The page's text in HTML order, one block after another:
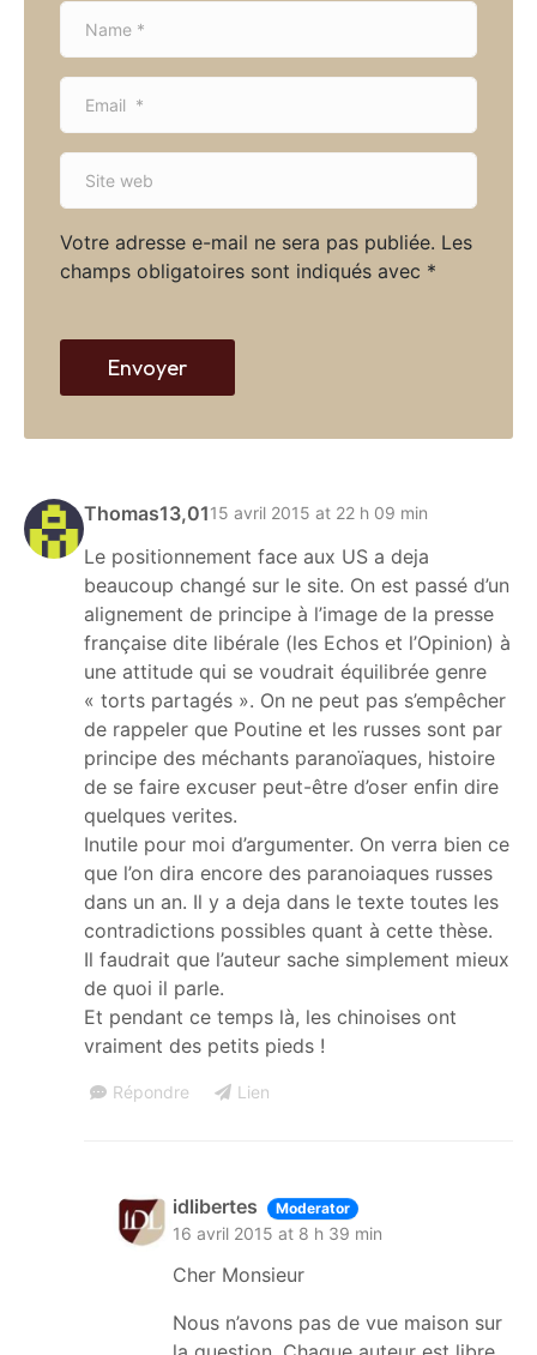
Thomas13,0115 avril 2015 at 22 h 09 min
Le positionnement face aux US a deja
beaucoup changé sur le site. On est passé d’un
alignement de principe à l’image de la presse
française dite libérale (les Echos et l’Opinion) à
une attitude qui se voudrait équilibrée genre
« torts partagés ». On ne peut pas s’empêcher
de rappeler que Poutine et les russes sont par
principe des méchants paranoïaques, histoire
de se faire excuser peut-être d’oser enfin dire
quelques verites.
Inutile pour moi d’argumenter. On verra bien ce
que l’on dira encore des paranoiaques russes
dans un an. Il y a deja dans le texte toutes les
contradictions possibles quant à cette thèse.
Il faudrait que l’auteur sache simplement mieux
de quoi il parle.
Et pendant ce temps là, les chinoises ont
vraiment des petits pieds !
Répondre Lien
idlibertes Moderator
16 avril 2015 at 8 h 39 min
Cher Monsieur
Nous n’avons pas de vue maison sur
Votre adresse e-mail ne sera pas publiée. Les
champs obligatoires sont indiqués avec *
N
m
*
E
a
l
*
S
e
w
b
Envoyer